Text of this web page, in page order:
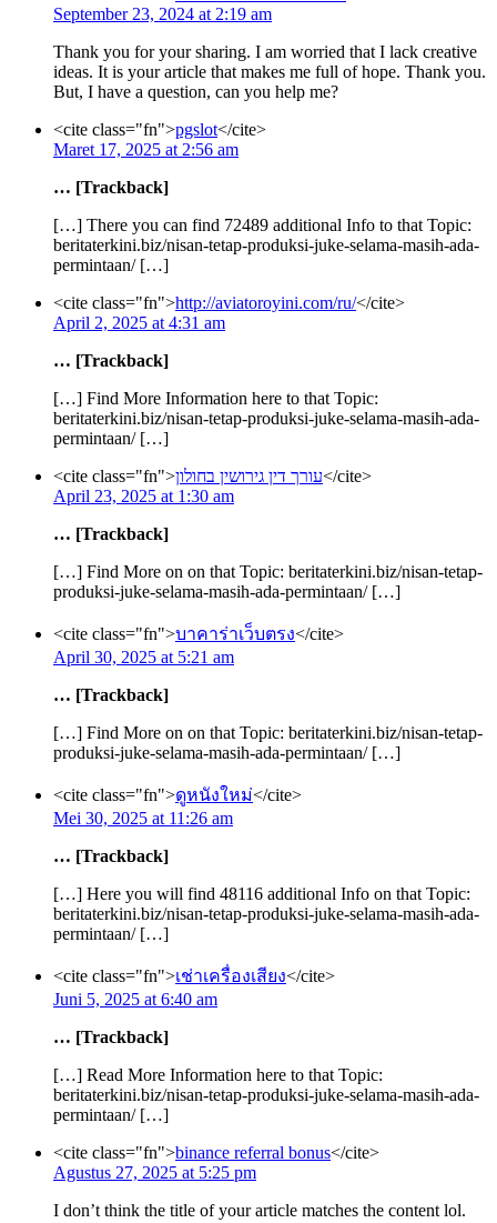
September 23, 2024 at 2:19 am
Thank you for your sharing. I am worried that I lack creative
ideas. It is your article that makes me full of hope. Thank you.
But, I have a question, can you help me?
<cite class="fn">pgslot</cite>
Maret 17, 2025 at 2:56 am
… [Trackback]
[…] There you can find 72489 additional Info to that Topic:
beritaterkini.biz/nisan-tetap-produksi-juke-selama-masih-ada-
permintaan/ […]
<cite class="fn">http://aviatoroyini.com/ru/</cite>
April 2, 2025 at 4:31 am
… [Trackback]
[…] Find More Information here to that Topic:
beritaterkini.biz/nisan-tetap-produksi-juke-selama-masih-ada-
permintaan/ […]
<cite class="fn">עורך דין גירושין בחולון</cite>
April 23, 2025 at 1:30 am
… [Trackback]
[…] Find More on on that Topic: beritaterkini.biz/nisan-tetap-
produksi-juke-selama-masih-ada-permintaan/ […]
<cite class="fn">บาคาร่าเว็บตรง</cite>
April 30, 2025 at 5:21 am
… [Trackback]
[…] Find More on on that Topic: beritaterkini.biz/nisan-tetap-
produksi-juke-selama-masih-ada-permintaan/ […]
<cite class="fn">ดูหนังใหม่</cite>
Mei 30, 2025 at 11:26 am
… [Trackback]
[…] Here you will find 48116 additional Info on that Topic:
beritaterkini.biz/nisan-tetap-produksi-juke-selama-masih-ada-
permintaan/ […]
<cite class="fn">เช่าเครื่องเสียง</cite>
Juni 5, 2025 at 6:40 am
… [Trackback]
[…] Read More Information here to that Topic:
beritaterkini.biz/nisan-tetap-produksi-juke-selama-masih-ada-
permintaan/ […]
<cite class="fn">binance referral bonus</cite>
Agustus 27, 2025 at 5:25 pm
I don’t think the title of your article matches the content lol.